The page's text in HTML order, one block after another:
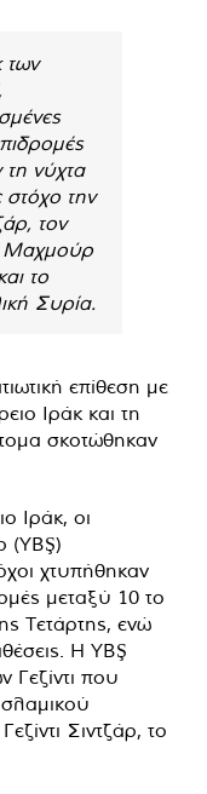
των
νύχτα
την
τον
Μαχμούρ
το
Συρία.
επίθεση με
Ιράκ και τη
σκοτώθηκαν
Ιράκ, οι
(YBŞ)
χτυπήθηκαν
μεταξύ 10 το
Τετάρτης, ενώ
Η YBŞ
Γεζίντι που
Σιντζάρ, το